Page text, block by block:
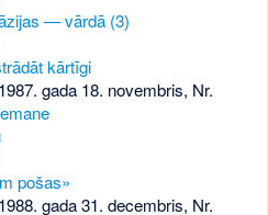
— vārdā (3)
kārtīgi
gada 18. novembris, Nr.
pošas»
gada 31. decembris, Nr.